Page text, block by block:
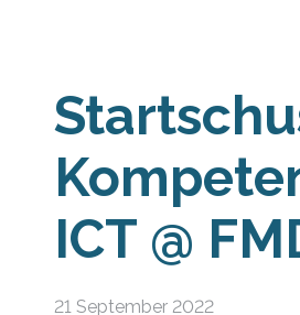
ICT @
21 September 2022